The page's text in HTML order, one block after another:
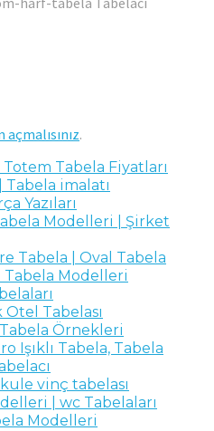
.
Totem Tabela Fiyatları
Tabela imalatı
Yazıları
Modelleri | Şirket
Tabela | Oval Tabela
Modelleri
Tabelası
Örnekleri
Işıklı Tabela, Tabela
kule vinç tabelası
| wc Tabelaları
Modelleri